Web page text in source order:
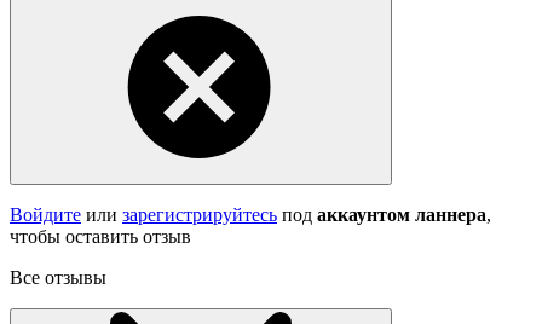
Войдите или зарегистрируйтесь под аккаунтом ланнера,
чтобы оставить отзыв
Все отзывы